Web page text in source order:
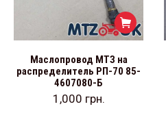
Маслопровод МТЗ на
распределитель РП-70 85-
4607080-Б
1,000 грн.